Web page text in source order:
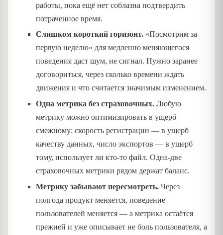
работы, пока ещё нет соблазна подтвердить
потраченное время.
Слишком короткий горизонт. «Посмотрим за
первую неделю» для медленно меняющегося
поведения даст шум, не сигнал. Нужно заранее
договориться, через сколько времени ждать
движения и что считается значимым изменением.
Одна метрика без страховочных. Любую
метрику можно оптимизировать в ущерб
смежному: скорость регистрации — в ущерб
качеству данных, число экспортов — в ущерб
тому, использует ли кто-то файл. Одна-две
страховочных метрики рядом держат баланс.
Метрику забывают пересмотреть. Через
полгода продукт меняется, поведение
пользователей меняется — а метрика остаётся
прежней и уже описывает не боль пользователя, а